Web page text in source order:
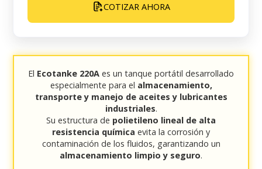
COTIZAR AHORA
El Ecotanke 220A es un tanque portátil desarrollado
especialmente para el almacenamiento,
transporte y manejo de aceites y lubricantes
industriales.
Su estructura de polietileno lineal de alta
resistencia química evita la corrosión y
contaminación de los fluidos, garantizando un
almacenamiento limpio y seguro.